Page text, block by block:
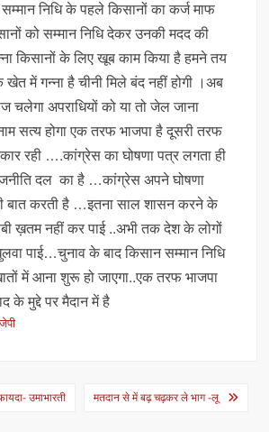
निधि के पहले किसानों का कर्ज माफ
को सम्मान निधि देकर उनकी मदद की
किसानों के लिए खूब काम किया है हमने तय
में गन्ना है चीनी मिले बंद नहीं होगी ।अब
चलेगा अपराधियों को या तो जेल जाना
सत्य होगा एक तरफ भाजपा है दूसरी तरफ
रही ….कांग्रेस का घोषणा पत्र लगता ही
दल का है …कांग्रेस अपने घोषणा
बात करती है …इतना साल शासन करने के
ख़तम नहीं कर पाई ..अभी तक देश के लोगों
पाई…चुनाव के बाद किसान सम्मान निधि
में आना शुरू हो जाएगा..एक तरफ भाजपा
के मुद्दे पर मैदान में है
उमाभारती मतदान से में बढ़ चढ़कर ले भाग -लू